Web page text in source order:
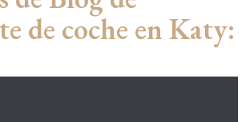
de coche en Katy: